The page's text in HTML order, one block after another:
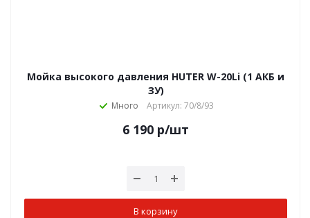
Мойка высокого давления HUTER W-20Li (1 АКБ и
ЗУ)
Много Артикул: 70/8/93
6 190 р/шт
В корзину